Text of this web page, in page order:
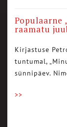
Populaarne
raamatu
Kirjastuse
tuntumal,
sünnipäev.
>>